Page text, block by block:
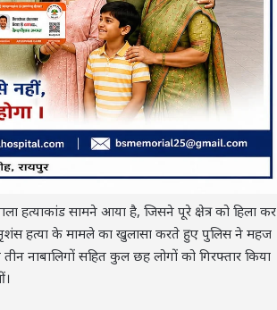
हत्याकांड सामने आया है, जिसने पूरे क्षेत्र को हिला कर
नृशंस हत्या के मामले का खुलासा करते हुए पुलिस ने महज
नाबालिगों सहित कुल छह लोगों को गिरफ्तार किया